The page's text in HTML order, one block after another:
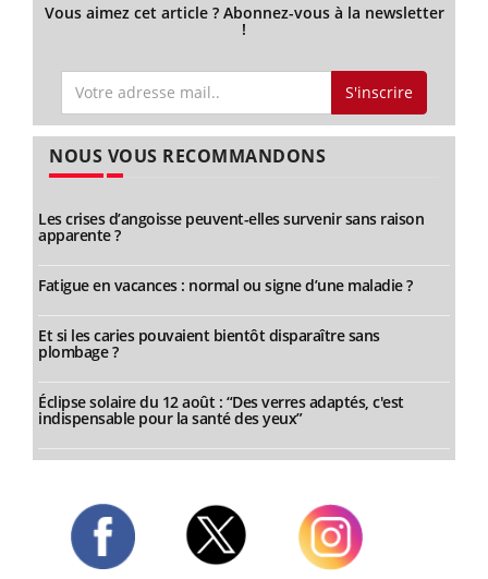
Vous aimez cet article ? Abonnez-vous à la newsletter
!
S'inscrire
NOUS VOUS RECOMMANDONS
Les crises d’angoisse peuvent-elles survenir sans raison
apparente ?
Fatigue en vacances : normal ou signe d’une maladie ?
Et si les caries pouvaient bientôt disparaître sans
plombage ?
Éclipse solaire du 12 août : “Des verres adaptés, c'est
indispensable pour la santé des yeux”